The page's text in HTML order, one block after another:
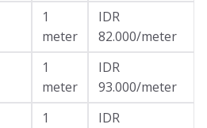
1
meter
IDR
82.000/meter
1
meter
IDR
93.000/meter
1
IDR